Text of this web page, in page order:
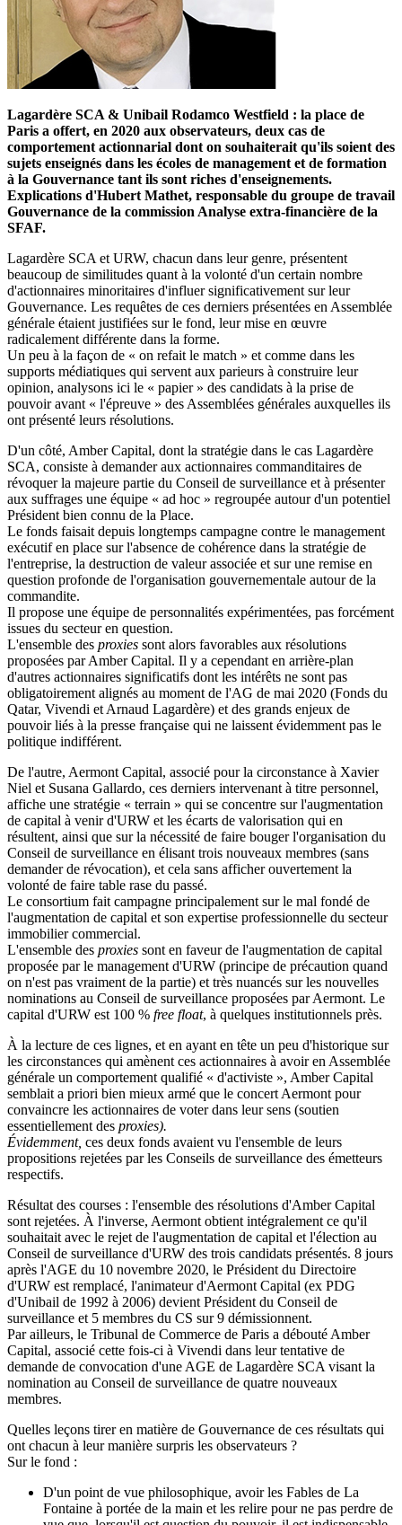
Lagardère SCA & Unibail Rodamco Westfield : la place de
Paris a offert, en 2020 aux observateurs, deux cas de
comportement actionnarial dont on souhaiterait qu'ils soient des
sujets enseignés dans les écoles de management et de formation
à la Gouvernance tant ils sont riches d'enseignements.
Explications d'Hubert Mathet, responsable du groupe de travail
Gouvernance de la commission Analyse extra-financière de la
SFAF.
Lagardère SCA et URW, chacun dans leur genre, présentent
beaucoup de similitudes quant à la volonté d'un certain nombre
d'actionnaires minoritaires d'influer significativement sur leur
Gouvernance. Les requêtes de ces derniers présentées en Assemblée
générale étaient justifiées sur le fond, leur mise en œuvre
radicalement différente dans la forme.
Un peu à la façon de « on refait le match » et comme dans les
supports médiatiques qui servent aux parieurs à construire leur
opinion, analysons ici le « papier » des candidats à la prise de
pouvoir avant « l'épreuve » des Assemblées générales auxquelles ils
ont présenté leurs résolutions.
D'un côté, Amber Capital, dont la stratégie dans le cas Lagardère
SCA, consiste à demander aux actionnaires commanditaires de
révoquer la majeure partie du Conseil de surveillance et à présenter
aux suffrages une équipe « ad hoc » regroupée autour d'un potentiel
Président bien connu de la Place.
Le fonds faisait depuis longtemps campagne contre le management
exécutif en place sur l'absence de cohérence dans la stratégie de
l'entreprise, la destruction de valeur associée et sur une remise en
question profonde de l'organisation gouvernementale autour de la
commandite.
Il propose une équipe de personnalités expérimentées, pas forcément
issues du secteur en question.
L'ensemble des proxies sont alors favorables aux résolutions
proposées par Amber Capital. Il y a cependant en arrière-plan
d'autres actionnaires significatifs dont les intérêts ne sont pas
obligatoirement alignés au moment de l'AG de mai 2020 (Fonds du
Qatar, Vivendi et Arnaud Lagardère) et des grands enjeux de
pouvoir liés à la presse française qui ne laissent évidemment pas le
politique indifférent.
De l'autre, Aermont Capital, associé pour la circonstance à Xavier
Niel et Susana Gallardo, ces derniers intervenant à titre personnel,
affiche une stratégie « terrain » qui se concentre sur l'augmentation
de capital à venir d'URW et les écarts de valorisation qui en
résultent, ainsi que sur la nécessité de faire bouger l'organisation du
Conseil de surveillance en élisant trois nouveaux membres (sans
demander de révocation), et cela sans afficher ouvertement la
volonté de faire table rase du passé.
Le consortium fait campagne principalement sur le mal fondé de
l'augmentation de capital et son expertise professionnelle du secteur
immobilier commercial.
L'ensemble des proxies sont en faveur de l'augmentation de capital
proposée par le management d'URW (principe de précaution quand
on n'est pas vraiment de la partie) et très nuancés sur les nouvelles
nominations au Conseil de surveillance proposées par Aermont. Le
capital d'URW est 100 % free float, à quelques institutionnels près.
À la lecture de ces lignes, et en ayant en tête un peu d'historique sur
les circonstances qui amènent ces actionnaires à avoir en Assemblée
générale un comportement qualifié « d'activiste », Amber Capital
semblait a priori bien mieux armé que le concert Aermont pour
convaincre les actionnaires de voter dans leur sens (soutien
essentiellement des proxies).
Évidemment, ces deux fonds avaient vu l'ensemble de leurs
propositions rejetées par les Conseils de surveillance des émetteurs
respectifs.
Résultat des courses : l'ensemble des résolutions d'Amber Capital
sont rejetées. À l'inverse, Aermont obtient intégralement ce qu'il
souhaitait avec le rejet de l'augmentation de capital et l'élection au
Conseil de surveillance d'URW des trois candidats présentés. 8 jours
après l'AGE du 10 novembre 2020, le Président du Directoire
d'URW est remplacé, l'animateur d'Aermont Capital (ex PDG
d'Unibail de 1992 à 2006) devient Président du Conseil de
surveillance et 5 membres du CS sur 9 démissionnent.
Par ailleurs, le Tribunal de Commerce de Paris a débouté Amber
Capital, associé cette fois-ci à Vivendi dans leur tentative de
demande de convocation d'une AGE de Lagardère SCA visant la
nomination au Conseil de surveillance de quatre nouveaux
membres.
Quelles leçons tirer en matière de Gouvernance de ces résultats qui
ont chacun à leur manière surpris les observateurs ?
Sur le fond :
D'un point de vue philosophique, avoir les Fables de La
Fontaine à portée de la main et les relire pour ne pas perdre de